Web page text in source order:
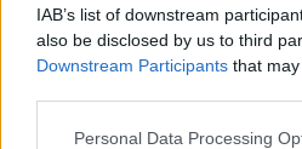
IAB’s list of downstream
also be disclosed by us to third
Downstream Participants that
Personal Data Processing
KEDVES OLVASÓNK!
A keresett cikk a
tartozik, melynek olvasása
regisztrációhoz kötött.